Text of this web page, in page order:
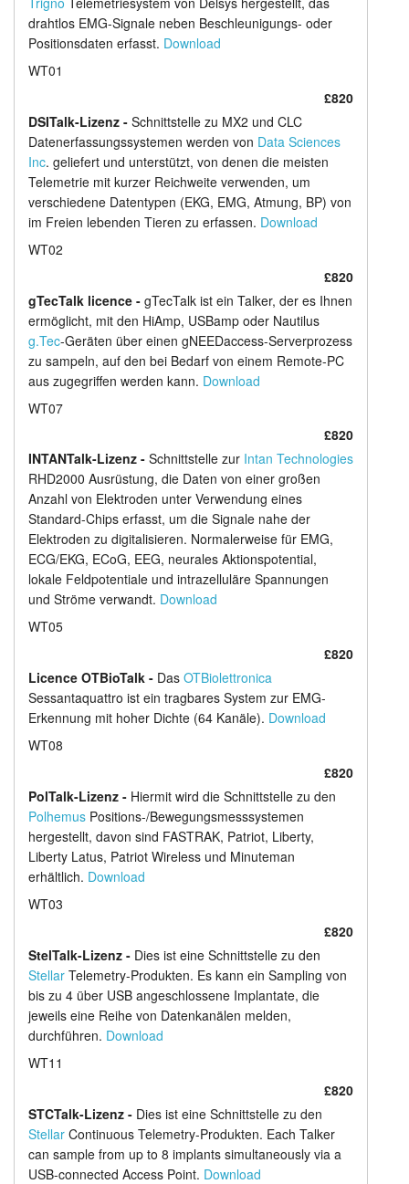
drahtlos EMG-Signale neben Beschleunigungs- oder
Positionsdaten erfasst. Download
WT01
£820
DSITalk-Lizenz - Schnittstelle zu MX2 und CLC
Datenerfassungssystemen werden von Data Sciences
Inc. geliefert und unterstützt, von denen die meisten
Telemetrie mit kurzer Reichweite verwenden, um
verschiedene Datentypen (EKG, EMG, Atmung, BP) von
im Freien lebenden Tieren zu erfassen. Download
WT02
£820
gTecTalk licence - gTecTalk ist ein Talker, der es Ihnen
ermöglicht, mit den HiAmp, USBamp oder Nautilus
g.Tec-Geräten über einen gNEEDaccess-Serverprozess
zu sampeln, auf den bei Bedarf von einem Remote-PC
aus zugegriffen werden kann. Download
WT07
£820
INTANTalk-Lizenz - Schnittstelle zur Intan Technologies
RHD2000 Ausrüstung, die Daten von einer großen
Anzahl von Elektroden unter Verwendung eines
Standard-Chips erfasst, um die Signale nahe der
Elektroden zu digitalisieren. Normalerweise für EMG,
ECG/EKG, ECoG, EEG, neurales Aktionspotential,
lokale Feldpotentiale und intrazelluläre Spannungen
und Ströme verwandt. Download
WT05
£820
Licence OTBioTalk - Das OTBiolettronica
Sessantaquattro ist ein tragbares System zur EMG-
Erkennung mit hoher Dichte (64 Kanäle). Download
WT08
£820
PolTalk-Lizenz - Hiermit wird die Schnittstelle zu den
PolhemusPositions-/Bewegungsmesssystemen
hergestellt, davon sind FASTRAK, Patriot, Liberty,
Liberty Latus, Patriot Wireless und Minuteman
erhältlich. Download
WT03
£820
StelTalk-Lizenz - Dies ist eine Schnittstelle zu den
StellarTelemetry-Produkten. Es kann ein Sampling von
bis zu 4 über USB angeschlossene Implantate, die
jeweils eine Reihe von Datenkanälen melden,
durchführen. Download
WT11
£820
STCTalk-Lizenz - Dies ist eine Schnittstelle zu den
StellarContinuous Telemetry-Produkten. Each Talker
can sample from up to 8 implants simultaneously via a
USB-connected Access Point. Download